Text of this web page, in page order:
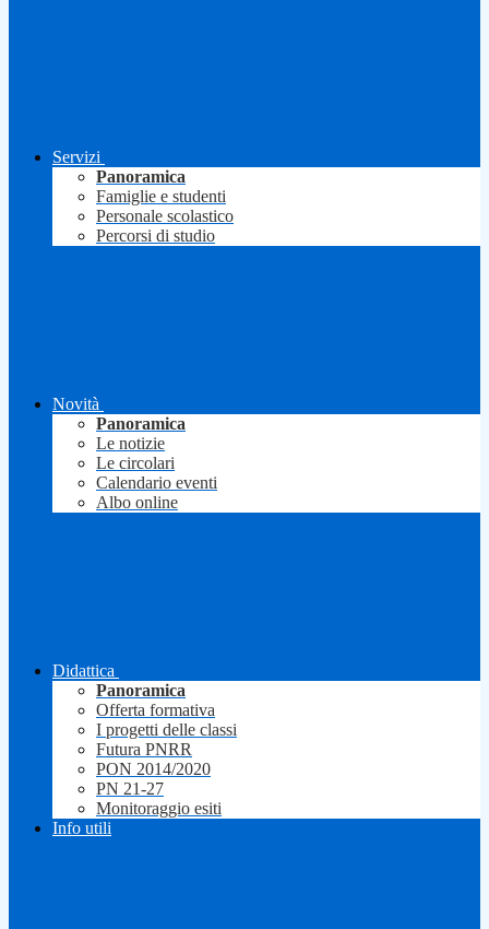
Servizi
Panoramica
Famiglie e studenti
Personale scolastico
Percorsi di studio
Novità
Panoramica
Le notizie
Le circolari
Calendario eventi
Albo online
Didattica
Panoramica
Offerta formativa
I progetti delle classi
Futura PNRR
PON 2014/2020
PN 21-27
Monitoraggio esiti
Info utili